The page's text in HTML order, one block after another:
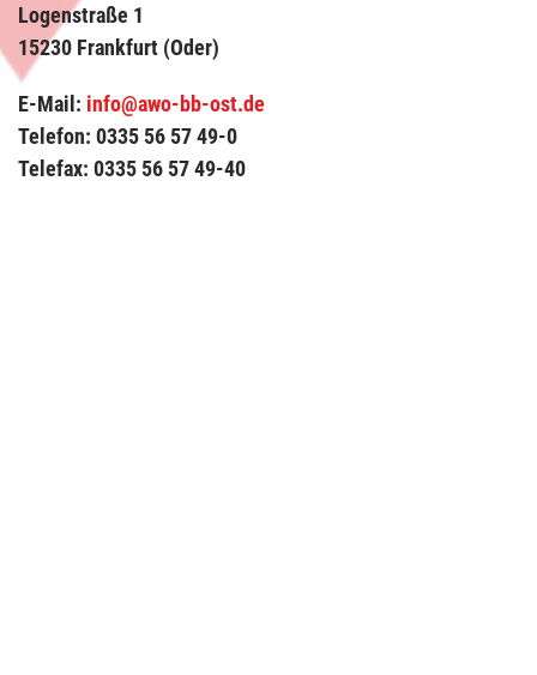
Logenstraße 1
15230 Frankfurt (Oder)
E-Mail: info@awo-bb-ost.de
Telefon: 0335 56 57 49-0
Telefax: 0335 56 57 49-40